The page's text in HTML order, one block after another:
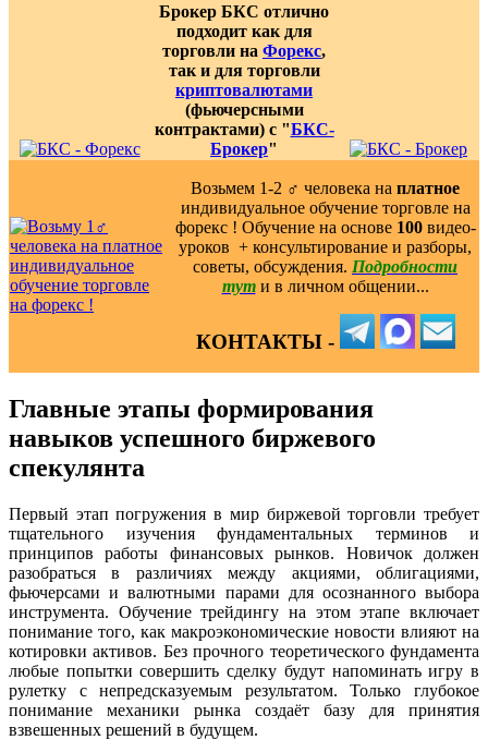
Брокер БКС отлично
подходит как для
торговли на Форекс,
так и для торговли
криптовалютами
(фьючерсными
контрактами) с "БКС-
Брокер"
Возьмем 1-2 ‍♂️ человека на платное
индивидуальное обучение торговле на
форекс ! Обучение на основе 100видео-
уроков ️ + консультирование и разборы,
советы, обсуждения. Подробности
тут и в личном общении...
КОНТАКТЫ -
Главные этапы формирования
навыков успешного биржевого
спекулянта
Первый этап погружения в мир биржевой торговли требует
тщательного изучения фундаментальных терминов и
принципов работы финансовых рынков. Новичок должен
разобраться в различиях между акциями, облигациями,
фьючерсами и валютными парами для осознанного выбора
инструмента. Обучение трейдингу на этом этапе включает
понимание того, как макроэкономические новости влияют на
котировки активов. Без прочного теоретического фундамента
любые попытки совершить сделку будут напоминать игру в
рулетку с непредсказуемым результатом. Только глубокое
понимание механики рынка создаёт базу для принятия
взвешенных решений в будущем.